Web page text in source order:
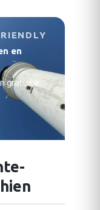
en
gratuite